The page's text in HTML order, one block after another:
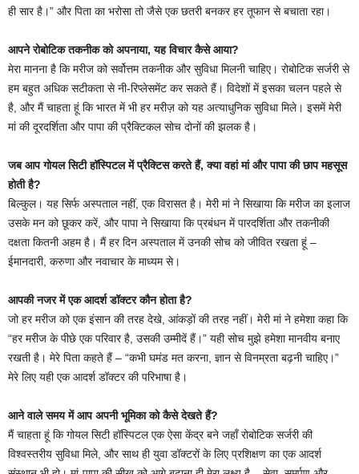
ही सार है।” और पिता का भरोसा तो जैसे एक छतरी बनकर हर तूफान से बचाता रहा।
आपने रोबोटिक तकनीक को अपनाया, यह विचार कैसे आया?
मेरा मानना है कि मरीज को सर्वोत्तम तकनीक और सुविधा मिलनी चाहिए। रोबोटिक सर्जरी से
हम बहुत अधिक सटीकता से नी-रिप्लेसमेंट कर सकते हैं। विदेशों में इसका चलन पहले से
है, और मैं चाहता हूं कि भारत में भी हर मरीज़ को यह अत्याधुनिक सुविधा मिले। इसमें मेरी
मां की दूरदर्शिता और पापा की प्रैक्टिकल सोच दोनों की झलक है।
जब आप गोयल सिटी हॉस्पिटल में प्रैक्टिस करते हैं, क्या वहां मां और पापा की छाप महसूस
होती है?
बिल्कुल। यह सिर्फ अस्पताल नहीं, एक विरासत है। मेरी मां ने सिखाया कि मरीज का इलाज
उसके मन को छूकर करें, और पापा ने सिखाया कि प्रबंधन में पारदर्शिता और तकनीकी
दक्षता कितनी अहम है। मैं हर दिन अस्पताल में उनकी सोच को जीवित रखता हूं –
ईमानदारी, करुणा और नवाचार के माध्यम से।
आपकी नजर में एक आदर्श डॉक्टर कौन होता है?
जो हर मरीज को एक इंसान की तरह देखे, आंकड़ों की तरह नहीं। मेरी मां ने हमेशा कहा कि
“हर मरीज के पीछे एक परिवार है, उसकी उम्मीदें हैं।” यही सोच मुझे हमेशा मानवीय बनाए
रखती है। मेरे पिता कहते हैं – “कभी घमंड मत करना, ज्ञान से विनम्रता बढ़नी चाहिए।”
मेरे लिए यही एक आदर्श डॉक्टर की परिभाषा है।
आने वाले समय में आप अपनी भूमिका को कैसे देखते हैं?
मैं चाहता हूं कि गोयल सिटी हॉस्पिटल एक ऐसा केंद्र बने जहाँ रोबोटिक सर्जरी की
विश्वस्तरीय सुविधा मिले, और साथ ही युवा डॉक्टरों के लिए प्रशिक्षण का एक आदर्श